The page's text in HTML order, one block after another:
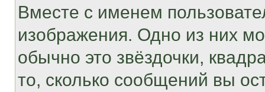
Вместе с именем
изображения. Одно из них
обычно это звёздочки,
то, сколько сообщений вы